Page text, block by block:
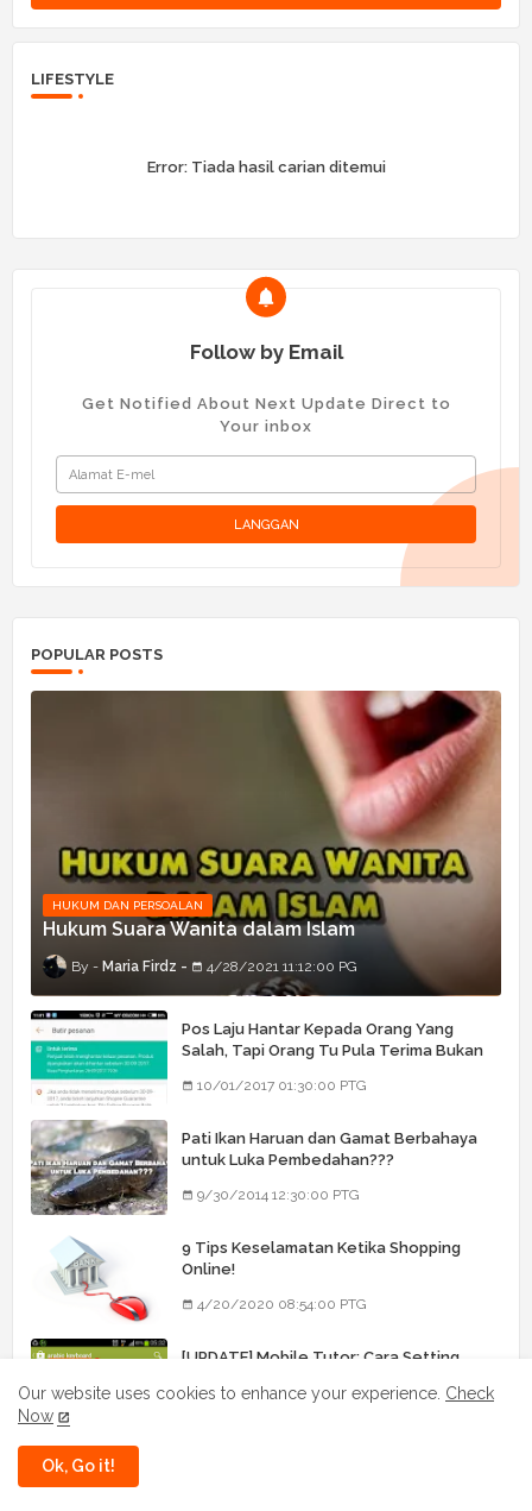
LIFESTYLE
Error:Tiada hasil carian ditemui
Follow by Email
Get Notified About Next Update Direct to
Your inbox
POPULAR POSTS
HUKUM DAN PERSOALAN
Hukum Suara Wanita dalam Islam
Maria Firdz 4/28/2021 11:12:00 PG
Pos Laju Hantar Kepada Orang Yang
Salah, Tapi Orang Tu Pula Terima Bukan
10/01/2017 01:30:00 PTG
Pati Ikan Haruan dan Gamat Berbahaya
untuk Luka Pembedahan???
9/30/2014 12:30:00 PTG
9 Tips Keselamatan Ketika Shopping
Online!
4/20/2020 08:54:00 PTG
[UPDATE] Mobile Tutor: Cara Setting
Our website uses cookies to enhance your experience. Check
Now
Ok, Go it!